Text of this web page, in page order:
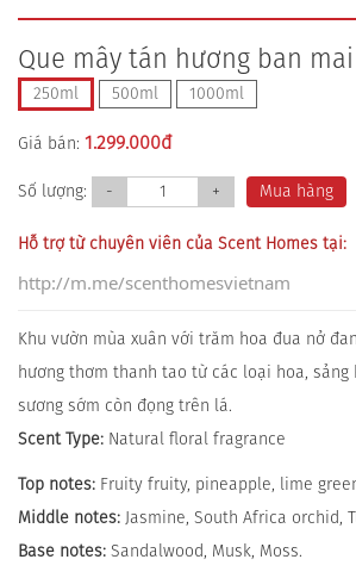
Que mây tán hương ban
250ml 500ml 1000ml
Giá bán: 1.299.000đ
Số lượng: - + Mua hàng
Hỗ trợ từ chuyên viên của Scent Homes tại:
http://m.me/scenthomesvietnam
Khu vườn mùa xuân với trăm hoa đua nở
hương thơm thanh tao từ các loại hoa, sảng
sương sớm còn đọng trên lá.
Scent Type: Natural floral fragrance
Top notes: Fruity fruity, pineapple, lime
Middle notes: Jasmine, South Africa orchid,
Base notes: Sandalwood, Musk, Moss.